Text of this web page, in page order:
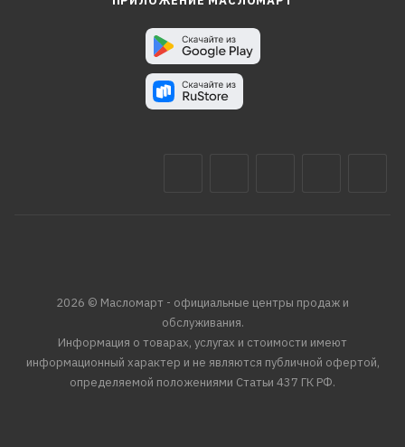
2026 © Масломарт - официальные центры продаж и
обслуживания.
Информация о товарах, услугах и стоимости имеют
информационный характер и не являются публичной офертой,
определяемой положениями Статьи 437 ГК РФ.